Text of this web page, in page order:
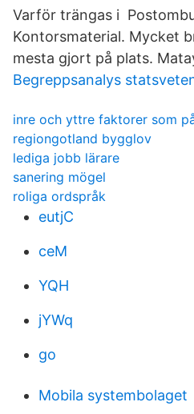
Varför trängas i
Kontorsmaterial. Mycket
mesta gjort på plats.
Begreppsanalys
inre och yttre faktorer som
regiongotland bygglov
lediga jobb lärare
sanering mögel
roliga ordspråk
eutjC
ceM
YQH
jYWq
go
Mobila systembolaget